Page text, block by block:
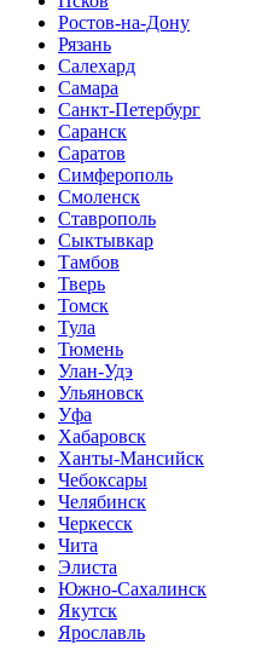
Ростов-на-Дону
Рязань
Салехард
Самара
Санкт-Петербург
Саранск
Саратов
Симферополь
Смоленск
Ставрополь
Сыктывкар
Тамбов
Тверь
Томск
Тула
Тюмень
Улан-Удэ
Ульяновск
Уфа
Хабаровск
Ханты-Мансийск
Чебоксары
Челябинск
Черкесск
Чита
Элиста
Южно-Сахалинск
Якутск
Ярославль